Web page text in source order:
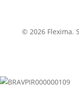
© 2026 Flexima.